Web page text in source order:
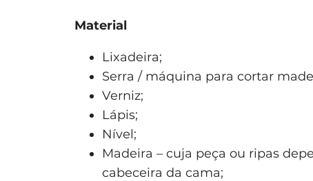
Material
Lixadeira;
Serra / máquina para cortar
Verniz;
Lápis;
Nível;
Madeira – cuja peça ou ripas
cabeceira da cama;